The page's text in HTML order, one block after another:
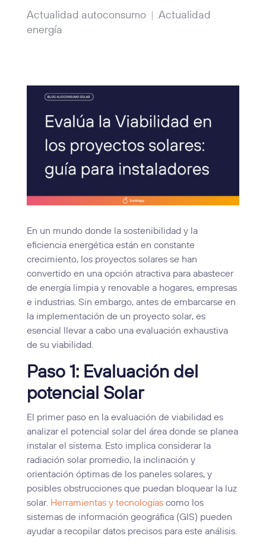
Actualidad autoconsumo| Actualidad
energía
En un mundo donde la sostenibilidad y la
eficiencia energética están en constante
crecimiento, los proyectos solares se han
convertido en una opción atractiva para abastecer
de energía limpia y renovable a hogares, empresas
e industrias. Sin embargo, antes de embarcarse en
la implementación de un proyecto solar, es
esencial llevar a cabo una evaluación exhaustiva
de su viabilidad.
Paso 1: Evaluación del
potencial Solar
El primer paso en la evaluación de viabilidad es
analizar el potencial solar del área donde se planea
instalar el sistema. Esto implica considerar la
radiación solar promedio, la inclinación y
orientación óptimas de los paneles solares, y
posibles obstrucciones que puedan bloquear la luz
solar. Herramientas y tecnologíascomo los
sistemas de información geográfica (GIS) pueden
ayudar a recopilar datos precisos para este análisis.